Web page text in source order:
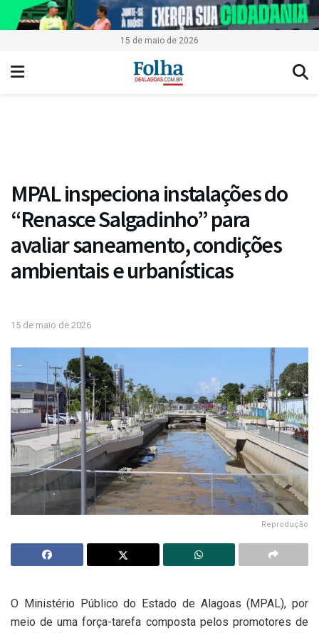
15 de maio de 2026
MPAL inspeciona instalações do
“Renasce Salgadinho” para
avaliar saneamento, condições
ambientais e urbanísticas
15 de maio de 2026
Reprodução
O Ministério Público do Estado de Alagoas (MPAL), por
meio de uma força-tarefa composta pelos promotores de